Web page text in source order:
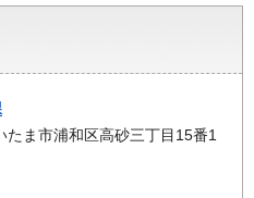
ま市浦和区高砂三丁目15番1